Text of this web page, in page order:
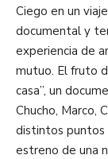
Ciego en un
documental y
experiencia de
mutuo. El fruto
casa”, un
Chucho, Marco,
distintos puntos
estreno de una